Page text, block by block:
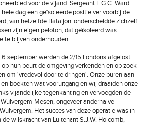
voor de vijand. Sergeant E.G.C. Ward
hele dag een geïsoleerde positie ver voorbij de
van hetzelfde Bataljon, onderscheidde zichzelf
zijn eigen peloton, dat geïsoleerd was
te blijven onderhouden.
september werden de 2/15 Londons afgelost
op hun beurt de omgeving verkenden en op zoek
om 'vredevol door te dringen'. Onze buren aan
boekten wat vooruitgang en wij draaiden onze
vijandelijke tegenkanting en vervoegden de
Mesen, ongeveer anderhalve
Het succes van deze operatie was in
wilskracht van Luitenant S.J.W. Holcomb,